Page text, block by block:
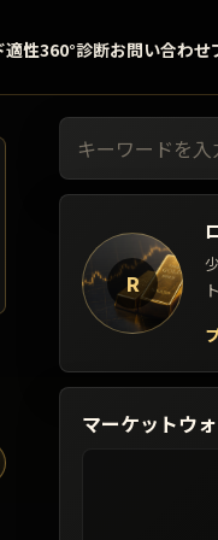
適性360°診断お問い合わせ
検索:
R
マーケットウ